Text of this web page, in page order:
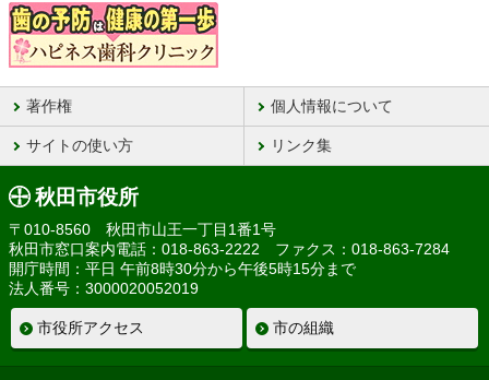
著作権 個人情報について
サイトの使い方 リンク集
秋田市役所
〒010-8560 秋田市山王一丁目1番1号
秋田市窓口案内電話：018-863-2222 ファクス：018-863-7284
開庁時間：平日 午前8時30分から午後5時15分まで
法人番号：3000020052019
市役所アクセス 市の組織